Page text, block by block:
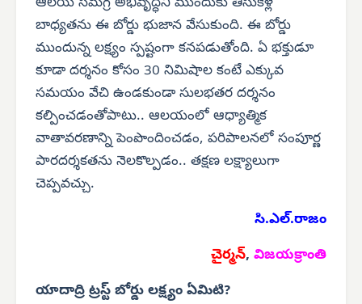
బాధ్యతను ఈ బోర్డు భుజాన వేసుకుంది. ఈ బోర్డు
ముందున్న లక్ష్యం స్పష్టంగా కనపడుతోంది. ఏ భక్తుడూ
కూడా దర్శనం కోసం 30 నిమిషాల కంటే ఎక్కువ
సమయం వేచి ఉండకుండా సులభతర దర్శనం
కల్పించడంతోపాటు.. ఆలయంలో ఆధ్యాత్మిక
వాతావరణాన్ని పెంపొందించడం, పరిపాలనలో సంపూర్ణ
పారదర్శకతను నెలకొల్పడం.. తక్షణ లక్ష్యాలుగా
చెప్పవచ్చు.
సి.ఎల్.రాజం
చైర్మన్, విజయక్రాంతి
యాదాద్రి ట్రస్ట్ బోర్డు లక్ష్యం ఏమిటి?